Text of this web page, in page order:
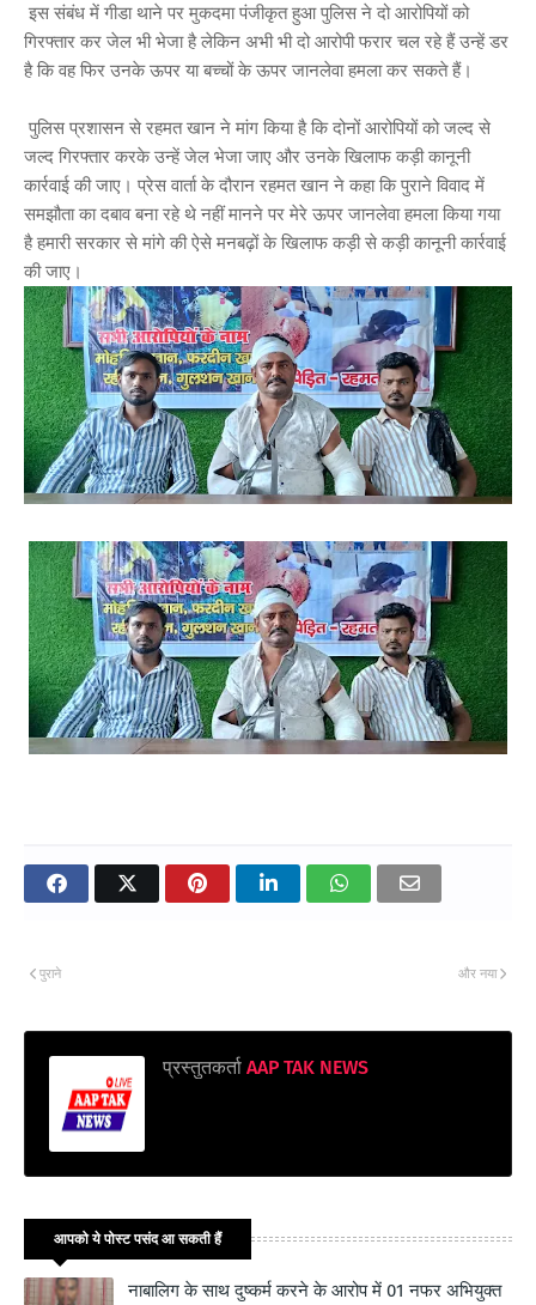
इस संबंध में गीडा थाने पर मुकदमा पंजीकृत हुआ पुलिस ने दो आरोपियों को
गिरफ्तार कर जेल भी भेजा है लेकिन अभी भी दो आरोपी फरार चल रहे हैं उन्हें डर
है कि वह फिर उनके ऊपर या बच्चों के ऊपर जानलेवा हमला कर सकते हैं।
पुलिस प्रशासन से रहमत खान ने मांग किया है कि दोनों आरोपियों को जल्द से
जल्द गिरफ्तार करके उन्हें जेल भेजा जाए और उनके खिलाफ कड़ी कानूनी
कार्रवाई की जाए। प्रेस वार्ता के दौरान रहमत खान ने कहा कि पुराने विवाद में
समझौता का दबाव बना रहे थे नहीं मानने पर मेरे ऊपर जानलेवा हमला किया गया
है हमारी सरकार से मांगे की ऐसे मनबढ़ों के खिलाफ कड़ी से कड़ी कानूनी कार्रवाई
की जाए।
और नया
पुराने
प्रस्तुतकर्ता AAP TAK NEWS
आपको ये पोस्ट पसंद आ सकती हैं
नाबालिग के साथ दुष्कर्म करने के आरोप में 01 नफर अभियुक्त